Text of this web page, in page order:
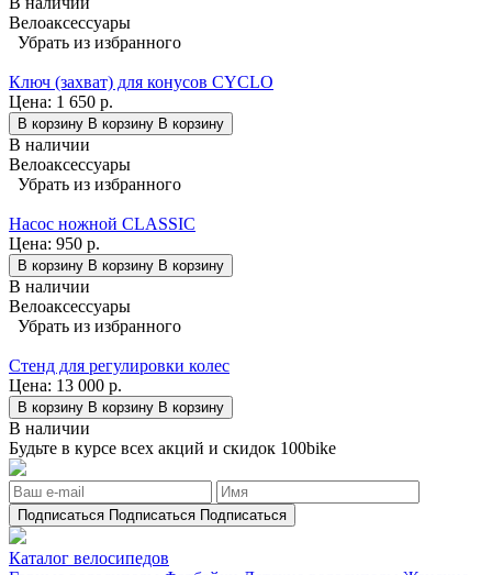
Велоаксессуары
Убрать из избранного
Ключ (захват) для конусов CYCLO
Цена: 1 650 р.
В корзину В корзину В корзину
В наличии
Велоаксессуары
Убрать из избранного
Насос ножной CLASSIC
Цена: 950 р.
В корзину В корзину В корзину
В наличии
Велоаксессуары
Убрать из избранного
Стенд для регулировки колес
Цена: 13 000 р.
В корзину В корзину В корзину
В наличии
Будьте в курсе всех акций и скидок 100bike
Подписаться Подписаться Подписаться
Каталог велосипедов